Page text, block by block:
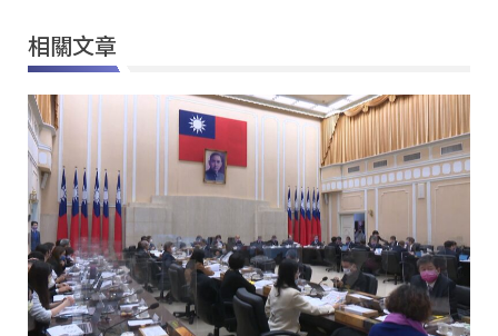
相關文章